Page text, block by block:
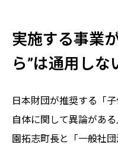
実施する事業
ら”は通用しな
日本財団が推奨する「
自体に関して異論があ
園拓志町長と「一般社